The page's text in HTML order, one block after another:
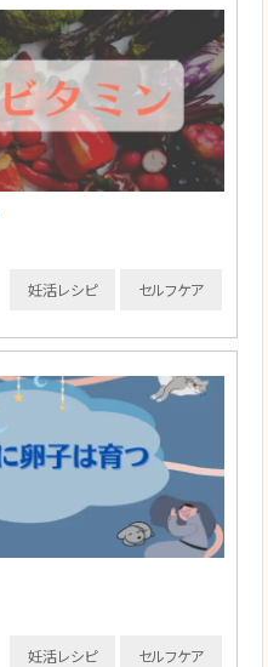
セルフケア
妊活レシピ
セルフケア
妊活レシピ